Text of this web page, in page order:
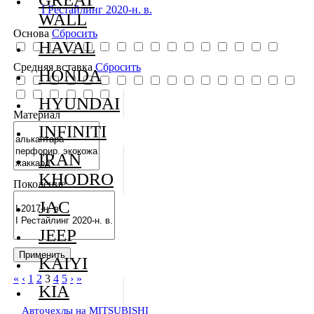
I Рестайлинг 2020-н. в.
Основа Сбросить
Средняя вставка Сбросить
Материал
Поколение
« ‹ 1 2 3 4 5 › »
Авточехлы на MITSUBISHI
WALL
HAVAL
HONDA
HYUNDAI
INFINITI
IRAN
KHODRO
JAC
JEEP
KAIYI
KIA